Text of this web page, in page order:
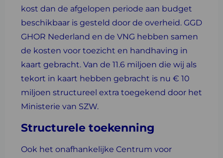
kost dan de afgelopen periode aan budget
beschikbaar is gesteld door de overheid. GGD
GHOR Nederland en de VNG hebben samen
de kosten voor toezicht en handhaving in
kaart gebracht. Van de 11.6 miljoen die wij als
tekort in kaart hebben gebracht is nu € 10
miljoen structureel extra toegekend door het
Ministerie van SZW.
Structurele toekenning
Ook het onafhankelijke Centrum voor